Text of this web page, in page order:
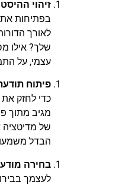
זיהוי
בפתיחות
לאורך
שלך? אילו
עצמי, על
פיתוח
כדי לחזק את
של מדיטציה
הבדל
בחירה
לעצמך